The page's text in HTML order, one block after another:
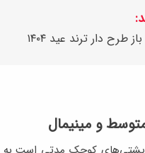
طرح دار ترند عید ۱۴۰۴